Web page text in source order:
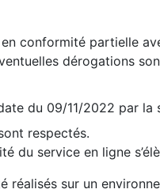
conformité partielle
dérogations
du 09/11/2022 par
respectés.
du service en ligne
réalisés sur un